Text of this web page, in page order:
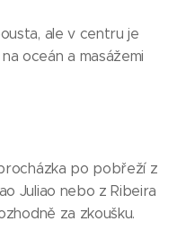
ale v centru je
oceán a masážemi
po pobřeží z
Juliao nebo z Ribeira
za zkoušku.